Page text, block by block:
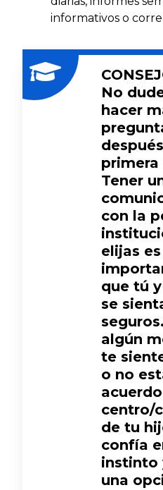
informativos o
No
hacer
primera
Tener
con la
elijas es
que tú
se
algún
te
o no
centro/
de tu
confía
instinto
una